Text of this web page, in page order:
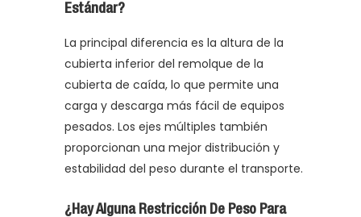
Estándar?
La principal diferencia es la altura de la
cubierta inferior del remolque de la
cubierta de caída, lo que permite una
carga y descarga más fácil de equipos
pesados. Los ejes múltiples también
proporcionan una mejor distribución y
estabilidad del peso durante el transporte.
¿Hay Alguna Restricción De Peso Para